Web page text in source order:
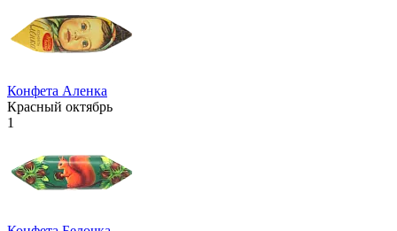
Конфета Аленка
Красный октябрь
1